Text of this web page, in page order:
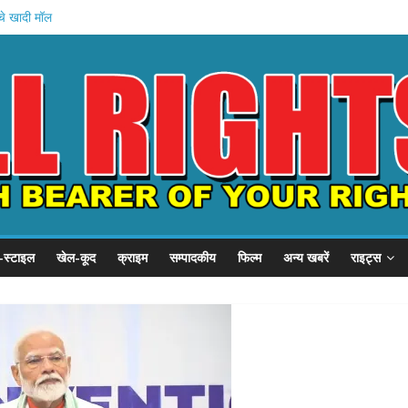
खादी मॉल
की शुरुआत
हजार करोड़
इनामी अरेस्ट
खेल-कूद क्राइम सम्पादकीय फिल्म अन्य खबरें राइट्स